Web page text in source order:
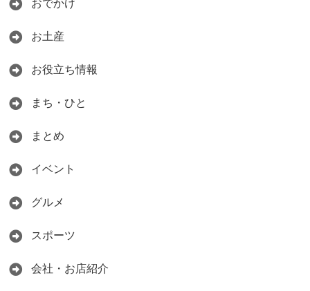
おでかけ
お土産
お役立ち情報
まち・ひと
まとめ
イベント
グルメ
スポーツ
会社・お店紹介